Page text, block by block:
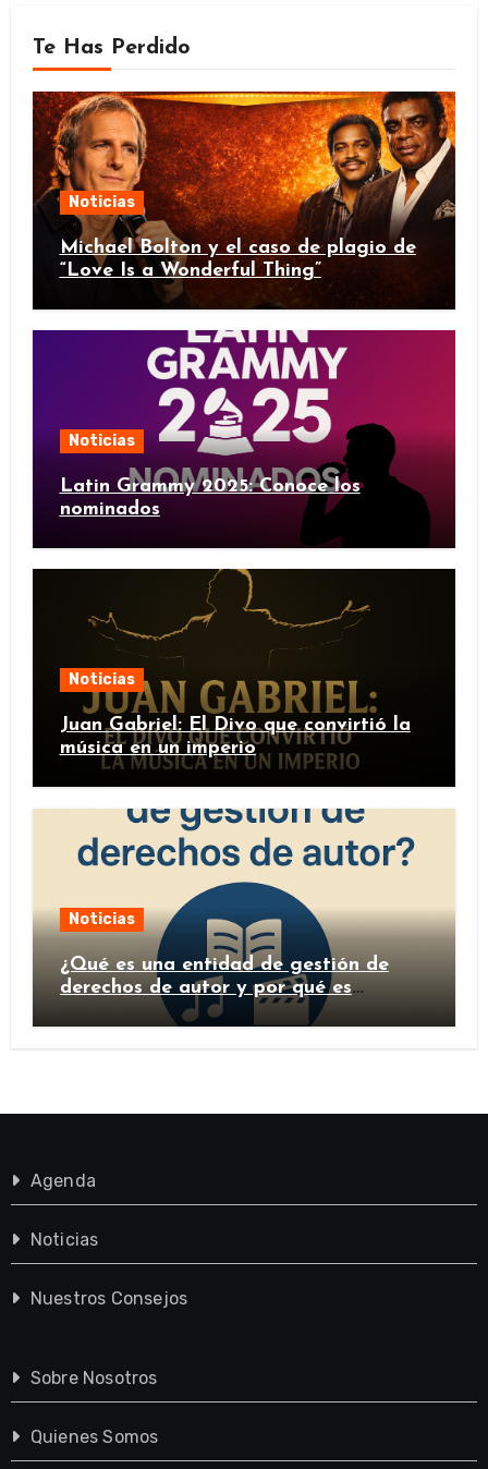
Te Has Perdido
Noticias
Michael Bolton y el caso de plagio de
“Love Is a Wonderful Thing”
Noticias
Latin Grammy 2025: Conoce los
nominados
Noticias
Juan Gabriel: El Divo que convirtió la
música en un imperio
Noticias
¿Qué es una entidad de gestión de
derechos de autor y por qué es
importante?
Agenda
Noticias
Nuestros Consejos
Sobre Nosotros
Quienes Somos